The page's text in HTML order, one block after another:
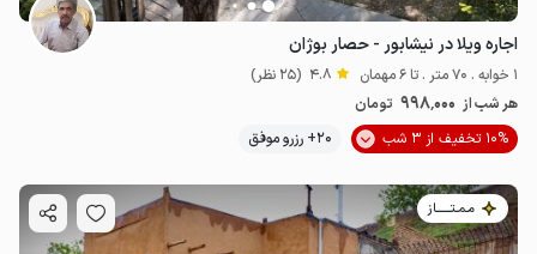
اجاره ویلا در نیشابور - حصار بوژان
1 خوابه . 70 متر . تا 6 مهمان 4.8 (25 نظر)
هر شب از 998٬000 تومان
10% تخفیف از 3 شب
20+ رزرو موفق
مـمـتــــــاز